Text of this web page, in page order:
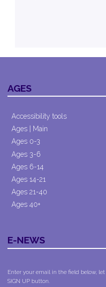
AGES
Accessibility tools
Ages | Main
Ages 0-3
Ages 3-6
Ages 6-14
Ages 14-21
Ages 21-40
Ages 40+
E-NEWS
Enter your email in the field below,
SIGN UP button.